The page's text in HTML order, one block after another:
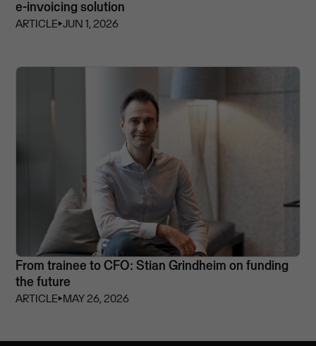
e-invoicing solution
ARTICLE⏵JUN 1, 2026
From trainee to CFO: Stian Grindheim on funding
the future
ARTICLE⏵MAY 26, 2026